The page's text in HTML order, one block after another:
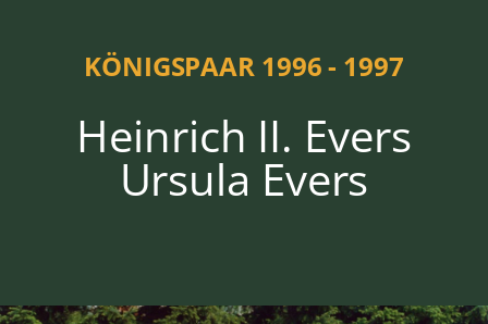
KÖNIGSPAAR 1996 - 1997
Heinrich II. Evers
Ursula Evers